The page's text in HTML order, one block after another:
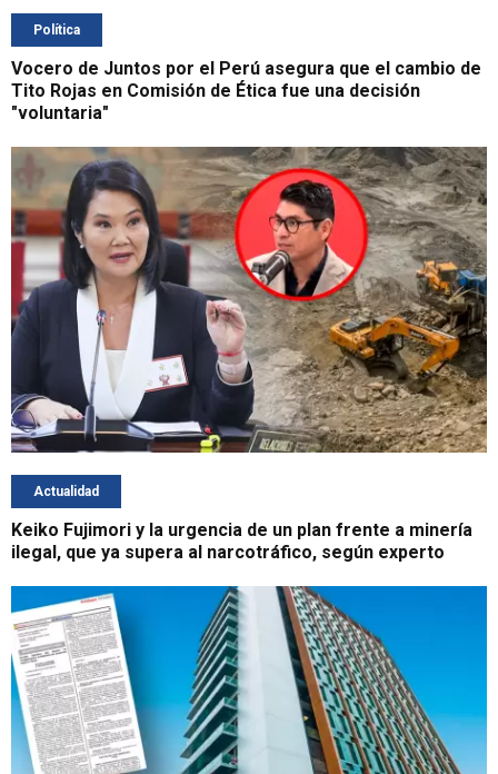
Política
Vocero de Juntos por el Perú asegura que el cambio de
Tito Rojas en Comisión de Ética fue una decisión
"voluntaria"
Actualidad
Keiko Fujimori y la urgencia de un plan frente a minería
ilegal, que ya supera al narcotráfico, según experto